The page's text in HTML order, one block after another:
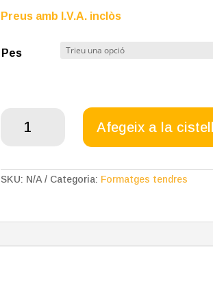
Preus amb I.V.A. inclòs
Pes
cabra
amb
Afegeix a la
SKU: N/A Categoria: Formatges tendres